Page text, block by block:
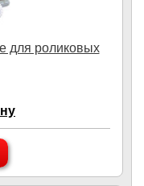
для роликовых